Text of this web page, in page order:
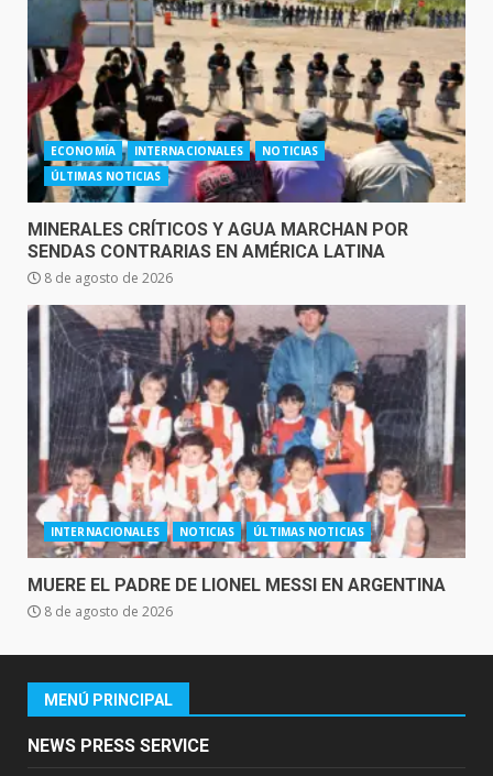
ECONOMÍA INTERNACIONALES
NOTICIAS
ÚLTIMAS NOTICIAS
MINERALES CRÍTICOS Y AGUA MARCHAN POR
SENDAS CONTRARIAS EN AMÉRICA LATINA
8 de agosto de 2026
INTERNACIONALES NOTICIAS ÚLTIMAS NOTICIAS
MUERE EL PADRE DE LIONEL MESSI EN ARGENTINA
8 de agosto de 2026
MENÚ PRINCIPAL
NEWS PRESS SERVICE